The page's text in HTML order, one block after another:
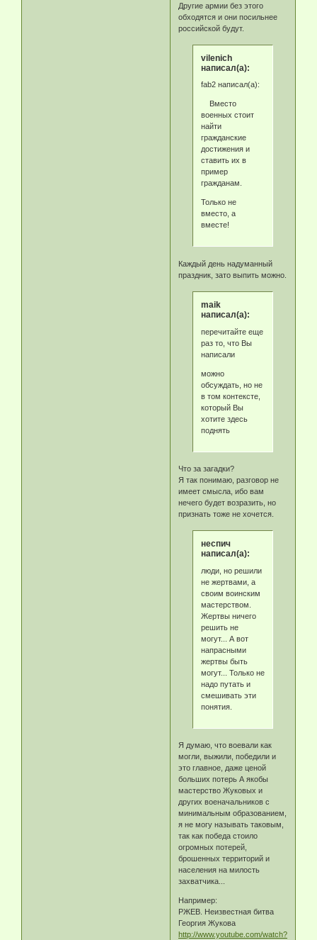
Другие армии без этого
обходятся и они посильнее
российской будут.
vilenich
написал(а):
fab2 написал(а):
Вместо
военных стоит
найти
гражданские
достижения и
ставить их в
пример
гражданам.
Только не
вместо, а
вместе!
Каждый день надуманный
праздник, зато выпить можно.
maik
написал(а):
перечитайте еще
раз то, что Вы
написали
можно
обсуждать, но не
в том контексте,
который Вы
хотите здесь
поднять
Что за загадки?
Я так понимаю, разговор не
имеет смысла, ибо вам
нечего будет возразить, но
признать тоже не хочется.
неспич
написал(а):
люди, но решили
не жертвами, а
своим воинским
мастерством.
Жертвы ничего
решить не
могут... А вот
напрасными
жертвы быть
могут... Только не
надо путать и
смешивать эти
понятия.
Я думаю, что воевали как
могли, выжили, победили и
это главное, даже ценой
больших потерь А якобы
мастерство Жуковых и
других военачальников с
минимальным образованием,
я не могу называть таковым,
так как победа стоило
огромных потерей,
брошенных территорий и
населения на милость
захватчика...
Например:
РЖЕВ. Неизвестная битва
Георгия Жукова
http://www.youtube.com/watch?